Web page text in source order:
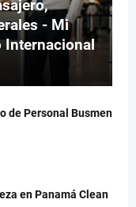
- Mi
Internacional
de Personal Busmen
en Panamá Clean